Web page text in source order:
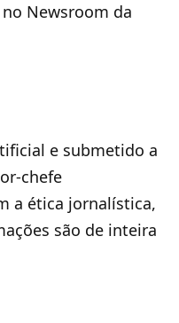
Newsroom da
e submetido a
chefe
a ética jornalística,
são de inteira